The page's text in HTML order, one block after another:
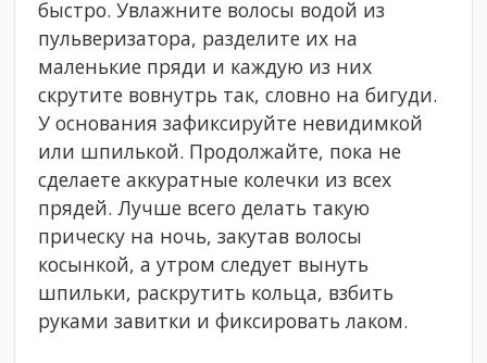
быстро. Увлажните волосы водой из
пульверизатора, разделите их на
маленькие пряди и каждую из них
скрутите вовнутрь так, словно на бигуди.
У основания зафиксируйте невидимкой
или шпилькой. Продолжайте, пока не
сделаете аккуратные колечки из всех
прядей. Лучше всего делать такую
прическу на ночь, закутав волосы
косынкой, а утром следует вынуть
шпильки, раскрутить кольца, взбить
руками завитки и фиксировать лаком.